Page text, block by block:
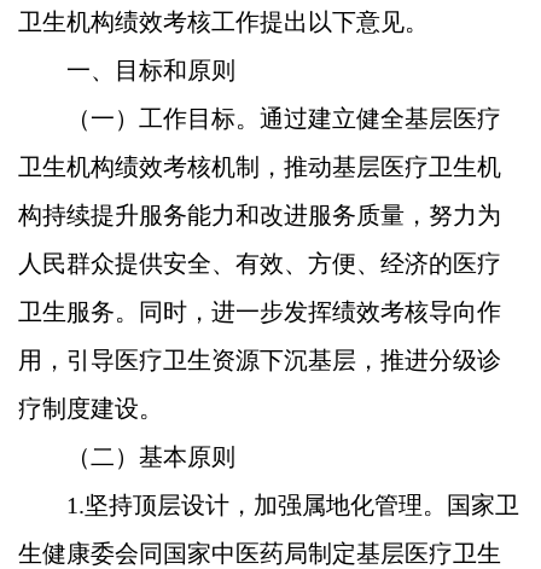
卫生机构绩效考核工作提出以下意见。
一、目标和原则
（一）工作目标。 通过建立健全基层医疗
卫生机构绩效考核机制，推动基层医疗卫生机
构持续提升服务能力和改进服务质量，努力为
人民群众提供安全、有效、方便、经济的医疗
卫生服务。同时，进一步发挥绩效考核导向作
用，引导医疗卫生资源下沉基层，推进分级诊
疗制度建设。
（二）基本原则
1.坚持顶层设计，加强属地化管理。国家卫
生健康委会同国家中医药局制定基层医疗卫生